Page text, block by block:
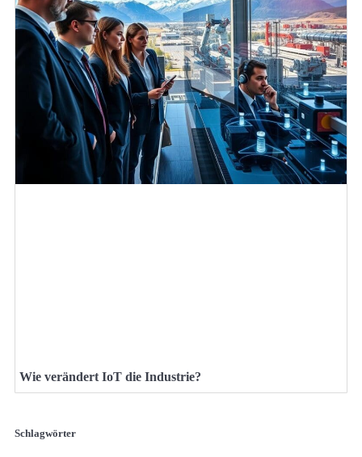
Wie verändert IoT die Industrie?
Schlagwörter